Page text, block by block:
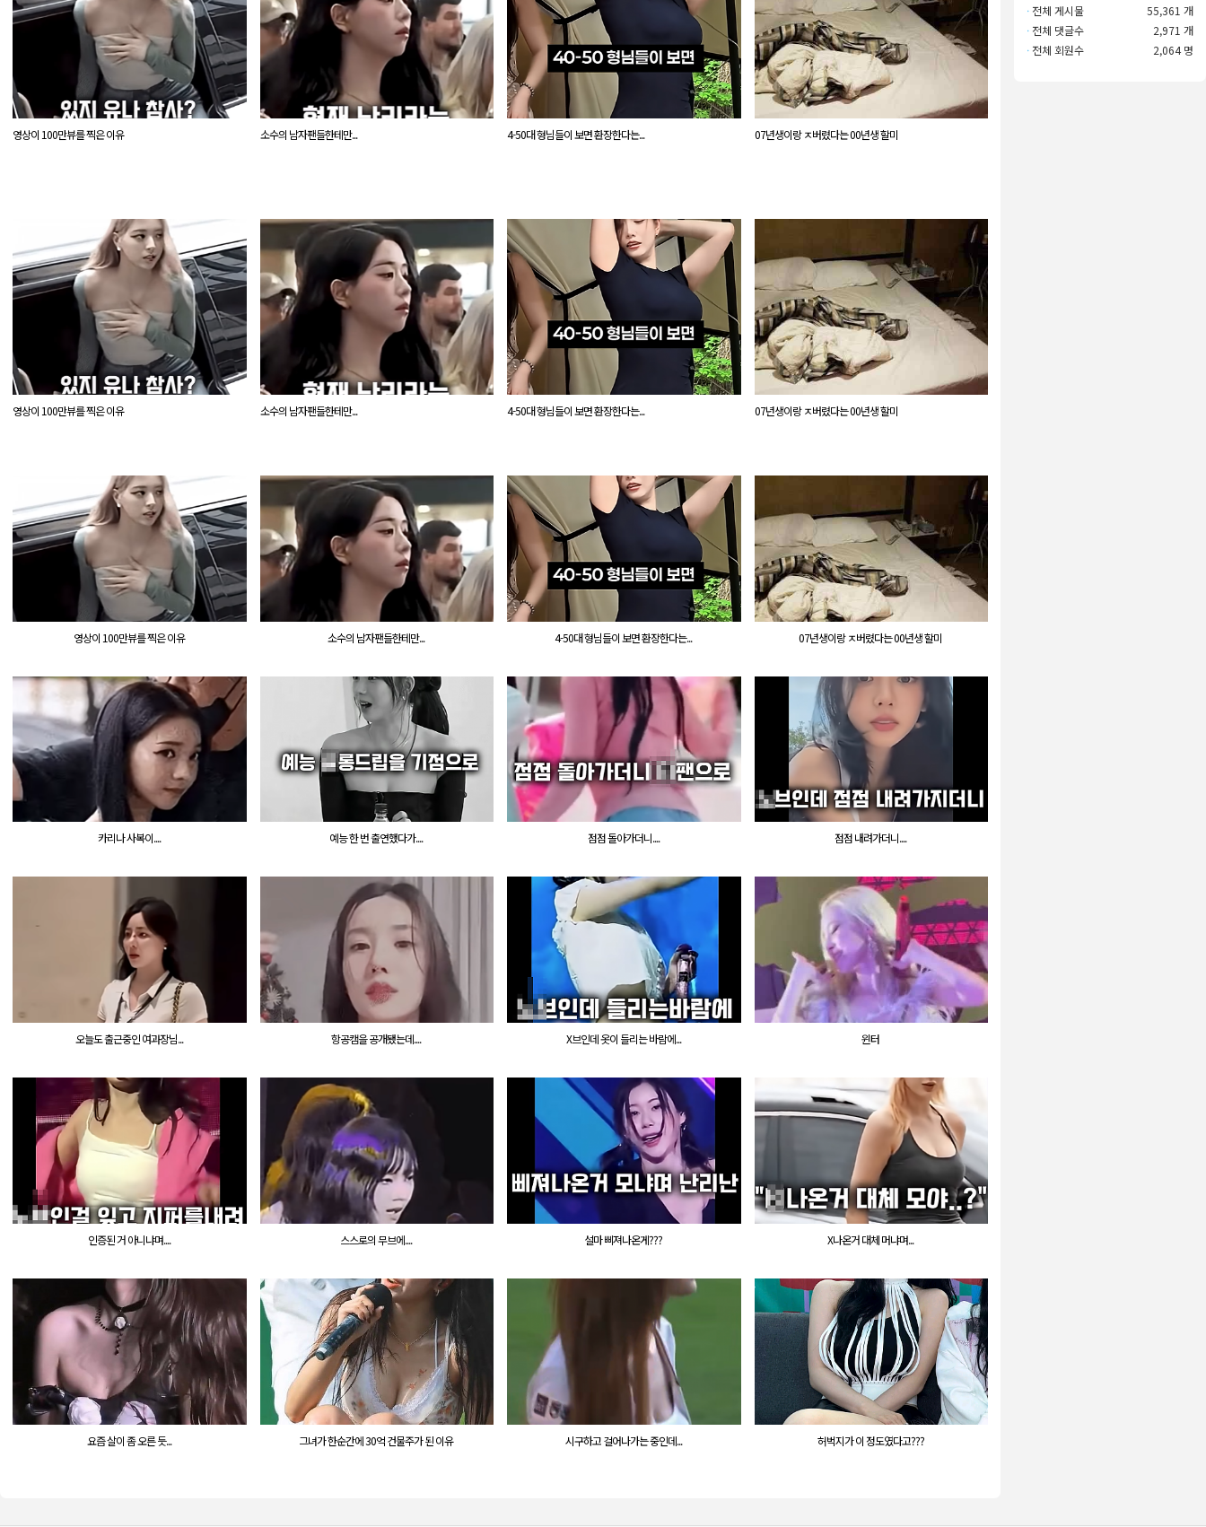
영상이 100만뷰를 찍은 이유 소수의 남자팬들한테만... 4-50대 형님들이 보면 환장한다는... 07년생이랑 ㅈ버렸다는 00년생 할미
영상이 100만뷰를 찍은 이유 소수의 남자팬들한테만... 4-50대 형님들이 보면 환장한다는... 07년생이랑 ㅈ버렸다는 00년생 할미
영상이 100만뷰를 찍은 이유 소수의 남자팬들한테만... 4-50대 형님들이 보면 환장한다는... 07년생이랑 ㅈ버렸다는 00년생 할미
카리나 사복이.... 예능 한 번 출연했다가.... 점점 돌아가더니.... 점점 내려가더니....
오늘도 출근중인 여과장님... 항공캠을 공개됐는데.... X브인데 옷이 들리는 바람에... 윈터
인증된 거 아니냐며.... 스스로의 무브에.... 설마 삐져나온게??? X나온거 대체 머냐며...
요즘 살이 좀 오른 듯... 그녀가 한순간에 30억 건물주가 된 이유 시구하고 걸어나가는 중인데... 허벅지가 이 정도였다고???
· 전체 게시물
55,361 개
· 전체 댓글수
2,971 개
· 전체 회원수 2,064 명